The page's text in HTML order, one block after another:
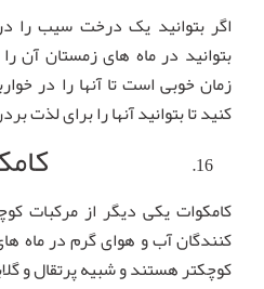
اگر بتوانید یک درخت سیب را
بتوانید در ماه های زمستان آن
زمان خوبی است تا آنها را در
کنید تا بتوانید آنها را برای لذت
کامکوات یکی دیگر از مرکبات
کنندگان آب و هوای گرم در ماه
کوچکتر هستند و شبیه پرتقال و